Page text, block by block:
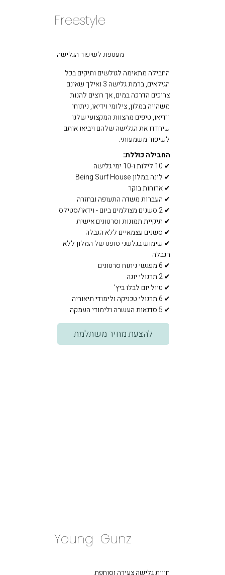
Freestyle
מעטפת לשיפור הגלישה
החבילה מתאימה לגולשים ותיקים בכל
הגילאים, ברמת גלישה 3 ואילך שאינם
צריכים הדרכה במים, אך רוצים להנות
משהייה במלון, צילומי וידיאו, ניתוחי
וידיאו, טיפים מהצוות המקצועי שלנו
שיחדדו את הגלישה שלהם ויביאו אותם
לשיפור משמעותי.
החבילה כוללת:
✔ 10 לילות ו-10 ימי גלישה
✔ לינה במלון Being Surf House
✔ ארוחות בוקר
✔ העברות משדה התעופה ובחזרה
✔ 2 סשנים מצולמים ביום - וידאו/סטילס
✔ תיקיית תמונות וסרטונים אישית
✔ סשנים עצמאיים ללא הגבלה
✔ שימוש בגלשני סופט של המלון ללא
הגבלה
✔ 6 מפגשי ניתוח סרטונים
✔ 2 תרגולי יוגה
✔ טיול יום לבלו ביץ'
✔ 6 תרגולי טכניקה ולימודי תיאוריה
✔ 5 סדנאות העשרה ולימודי העמקה
להצעת מחיר משתלמת
Young Gunz